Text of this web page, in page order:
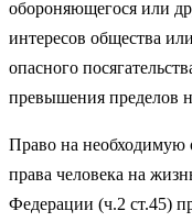
обороняющегося или
интересов общества
опасного
превышения пределов
Право на необходимую
права человека на
Федерации (ч.2 ст.45)